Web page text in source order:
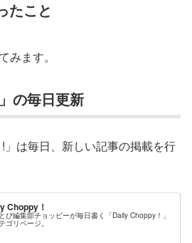
たこと
みます。
の毎日更新
は毎日、新しい記事の掲載を行
Choppy！
ぴ編集部チョッピーが毎日書く「Daily Choppy！」
ゴリページ。